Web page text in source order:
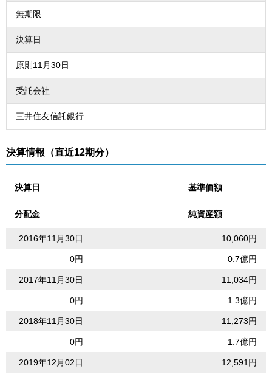
無期限
決算日
原則11月30日
受託会社
三井住友信託銀行
決算情報（直近12期分）
決算日 基準価額
分配金 純資産額
2016年11月30日 10,060円
0円 0.7億円
2017年11月30日 11,034円
0円 1.3億円
2018年11月30日 11,273円
0円 1.7億円
2019年12月02日 12,591円